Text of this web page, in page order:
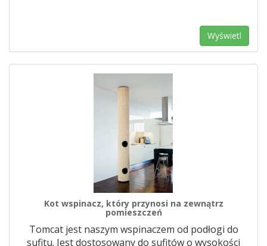
Wyświetl
Kot wspinacz, który przynosi na zewnątrz
pomieszczeń
Tomcat jest naszym wspinaczem od podłogi do
sufitu. Jest dostosowany do sufitów o wysokości